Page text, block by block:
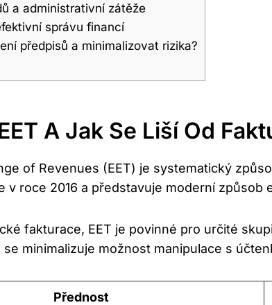
a administrativní zátěže
správu financí
předpisů a minimalizovat rizika?
A Jak Se Liší Od
of Revenues (EET) je systematický
v roce 2016 a představuje moderní
fakturace, EET je povinné pro určité
minimalizuje možnost manipulace s
Přednost